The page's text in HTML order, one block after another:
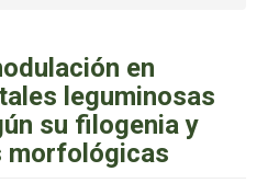
en
leguminosas
su filogenia y